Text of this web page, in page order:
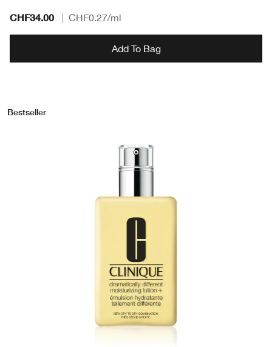
CHF34.00 CHF0.27/ml
Add To Bag
Bestseller